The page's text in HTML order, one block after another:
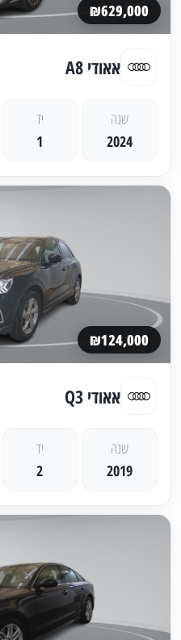
₪629,000
אאודי A8
שנה
2024
יד
1
₪124,000
אאודי Q3
שנה
2019
יד
2